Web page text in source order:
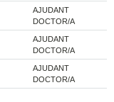
AJUDANT
DOCTOR/A
AJUDANT
DOCTOR/A
AJUDANT
DOCTOR/A